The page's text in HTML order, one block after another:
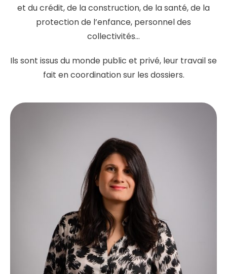
et du crédit, de la construction, de la santé, de la
protection de l’enfance, personnel des
collectivités…
Ils sont issus du monde public et privé, leur travail se
fait en coordination sur les dossiers.